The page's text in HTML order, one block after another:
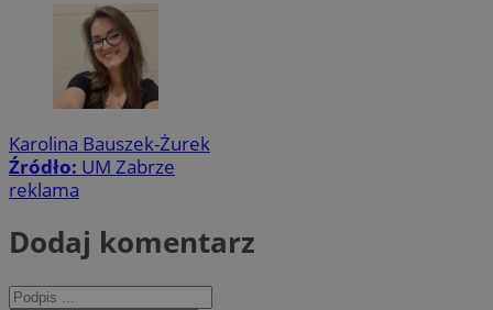
Karolina Bauszek-Żurek
Źródło: UM Zabrze
reklama
Dodaj komentarz